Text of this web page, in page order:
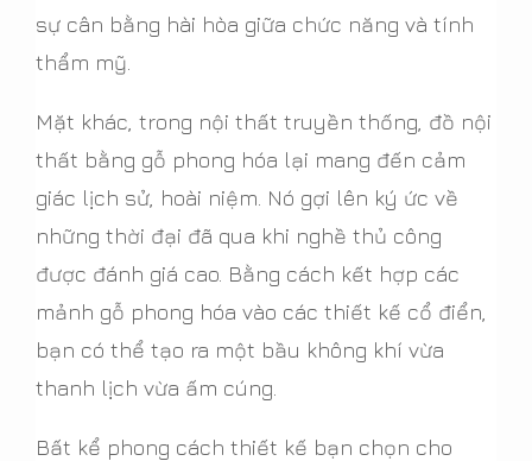
sự cân bằng hài hòa giữa chức năng và tính
thẩm mỹ.
Mặt khác, trong nội thất truyền thống, đồ nội
thất bằng gỗ phong hóa lại mang đến cảm
giác lịch sử, hoài niệm. Nó gợi lên ký ức về
những thời đại đã qua khi nghề thủ công
được đánh giá cao. Bằng cách kết hợp các
mảnh gỗ phong hóa vào các thiết kế cổ điển,
bạn có thể tạo ra một bầu không khí vừa
thanh lịch vừa ấm cúng.
Bất kể phong cách thiết kế bạn chọn cho